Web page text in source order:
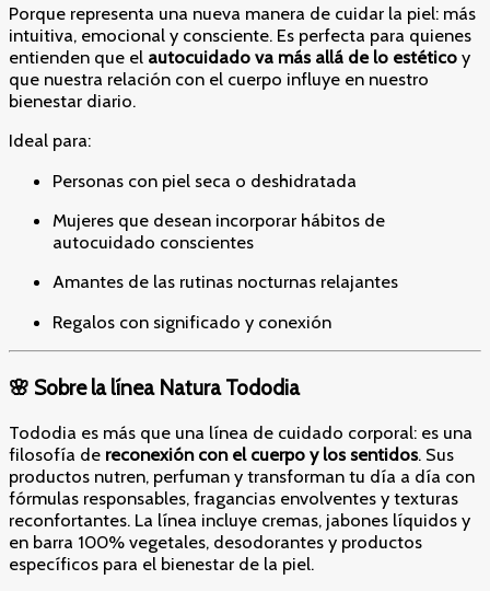
Porque representa una nueva manera de cuidar la piel: más
intuitiva, emocional y consciente. Es perfecta para quienes
entienden que el autocuidado va más allá de lo estético y
que nuestra relación con el cuerpo influye en nuestro
bienestar diario.
Ideal para:
Personas con piel seca o deshidratada
Mujeres que desean incorporar hábitos de
autocuidado conscientes
Amantes de las rutinas nocturnas relajantes
Regalos con significado y conexión
🌸 Sobre la línea Natura Tododia
Tododia es más que una línea de cuidado corporal: es una
filosofía de reconexión con el cuerpo y los sentidos. Sus
productos nutren, perfuman y transforman tu día a día con
fórmulas responsables, fragancias envolventes y texturas
reconfortantes. La línea incluye cremas, jabones líquidos y
en barra 100% vegetales, desodorantes y productos
específicos para el bienestar de la piel.